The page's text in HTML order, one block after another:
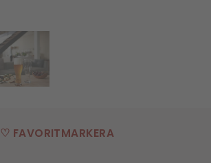
♡ FAVORITMARKERA